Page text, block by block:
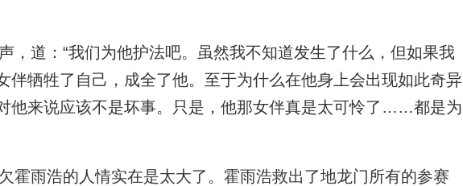
道：“我们为他护法吧。虽然我不知道发生了什么，但如果我
伴牺牲了自己，成全了他。至于为什么在他身上会出现如此奇异
他来说应该不是坏事。只是，他那女伴真是太可怜了……都是为
雨浩的人情实在是太大了。霍雨浩救出了地龙门所有的参赛